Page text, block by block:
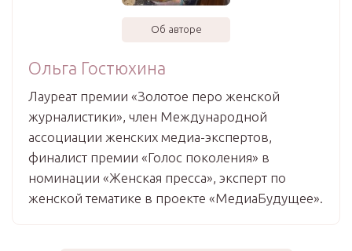
Об авторе
Ольга Гостюхина
Лауреат премии «Золотое перо женской
журналистики», член Международной
ассоциации женских медиа-экспертов,
финалист премии «Голос поколения» в
номинации «Женская пресса», эксперт по
женской тематике в проекте «МедиаБудущее».